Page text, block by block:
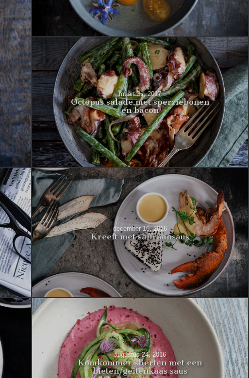
maart 31, 2017
Octopus salade met sperziebonen
en bacon
december 16, 2016
Kreeft met saffraansaus
augustus 24, 2016
Komkommer slierten met een
bieten/geitenkaas saus